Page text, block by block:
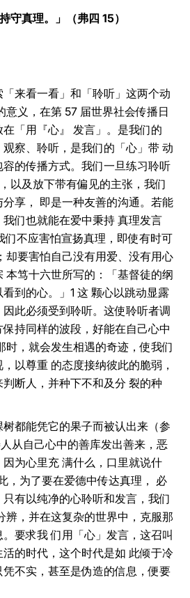
守真理。」（弗四 15）
来看一看」和「聆听」这两个动
意义，在第 57 届世界社会传播日
「用『心』 发言」。是我们的
观察、聆听，是我们的「心」带 动
的传播方式。我们一旦练习聆听
以及放下带有偏见的主张，我们
享， 即是一种友善的沟通。若能
们也就能在爱中秉持 真理发言
们不应害怕宣扬真理，即使有时可
却要害怕自己没有用爱、没有用心
本笃十六世所写的：「基督徒的纲
到的心。」1 这 颗心以跳动显露
此必须受到聆听。这使聆听者调
持同样的波段，好能在自己心中
时，就会发生相遇的奇迹，使我们
以尊重 的态度接纳彼此的脆弱，
断人，并种下不和及分 裂的种
都能凭它的果子而被认出来（参
从自己心中的善库发出善来，恶
为心里充 满什么，口里就说什
，为了要在爱德中传达真理， 必
有以纯净的心聆听和发言，我们
辨，并在这复杂的世界中，克服那
要求我 们用「心」发言，这召叫
的时代，这个时代是如 此倾于冷
不实，甚至是伪造的信息，便要